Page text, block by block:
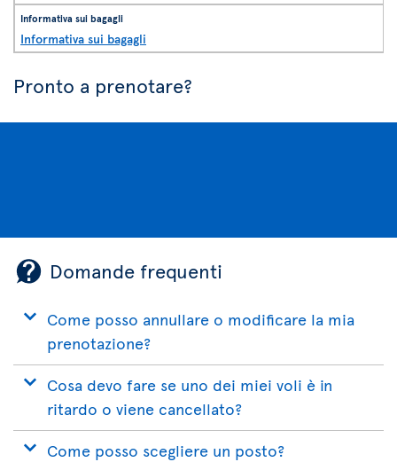
Informativa sui bagagli
Pronto a prenotare?
Domande frequenti
Come posso annullare o modificare la mia
prenotazione?
Cosa devo fare se uno dei miei voli è in
ritardo o viene cancellato?
Come posso scegliere un posto?